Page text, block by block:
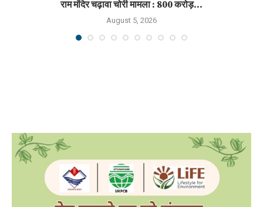
राम मंदिर चढ़ावा चोरी मामला : 800 करोड़...
August 5, 2026